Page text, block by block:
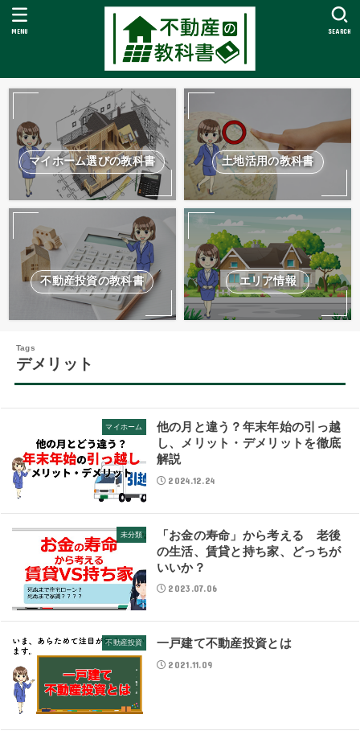
SEARCH
MENU
マイホーム選びの教科書 土地活用の教科書
不動産投資の教科書 エリア情報
デメリット
マイホーム
他の月と違う？年末年始の引っ越
し、メリット・デメリットを徹底
解説
2024.12.24
未分類
「お金の寿命」から考える 老後
の生活、賃貸と持ち家、どっちが
いいか？
2023.07.06
不動産投資 一戸建て不動産投資とは
2021.11.09